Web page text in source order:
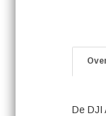
De DJI